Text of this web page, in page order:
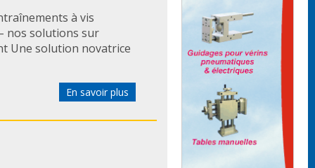
Visserie et fixation
à vis
nos solutions sur
Une solution novatrice
En savoir plus